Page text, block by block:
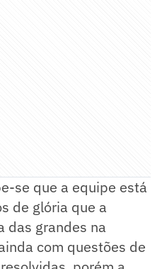
se que a equipe está
de glória que a
das grandes na
com questões de